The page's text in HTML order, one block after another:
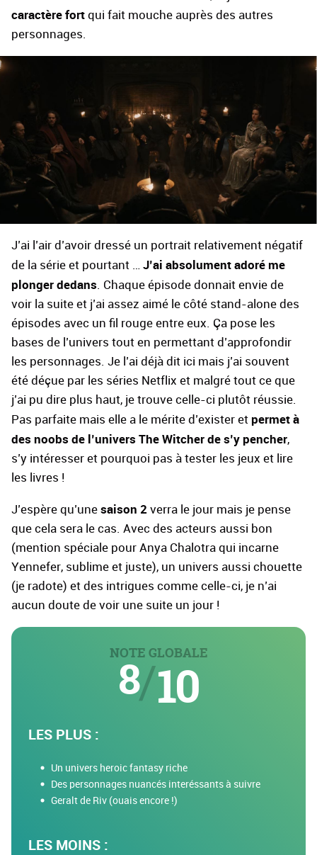
caractère fort qui fait mouche auprès des autres
personnages.
J’ai l’air d’avoir dressé un portrait relativement négatif
de la série et pourtant … J’ai absolument adoré me
plonger dedans . Chaque épisode donnait envie de
voir la suite et j’ai assez aimé le côté stand-alone des
épisodes avec un fil rouge entre eux. Ça pose les
bases de l’univers tout en permettant d’approfondir
les personnages. Je l’ai déjà dit ici mais j’ai souvent
été déçue par les séries Netflix et malgré tout ce que
j’ai pu dire plus haut, je trouve celle-ci plutôt réussie.
Pas parfaite mais elle a le mérite d’exister et permet à
des noobs de l’univers The Witcher de s’y pencher,
s’y intéresser et pourquoi pas à tester les jeux et lire
les livres !
J’espère qu’une saison 2 verra le jour mais je pense
que cela sera le cas. Avec des acteurs aussi bon
(mention spéciale pour Anya Chalotra qui incarne
Yennefer, sublime et juste), un univers aussi chouette
(je radote) et des intrigues comme celle-ci, je n’ai
aucun doute de voir une suite un jour !
NOTE GLOBALE
8/10
LES PLUS :
Un univers heroic fantasy riche
Des personnages nuancés interéssants à suivre
Geralt de Riv (ouais encore !)
LES MOINS :